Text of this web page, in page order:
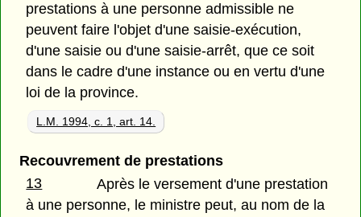
prestations à une personne admissible ne
peuvent faire l'objet d'une saisie-exécution,
d'une saisie ou d'une saisie-arrêt, que ce soit
dans le cadre d'une instance ou en vertu d'une
loi de la province.
L.M. 1994, c. 1, art. 14.
Recouvrement de prestations
13
Après le versement d'une prestation
à une personne, le ministre peut, au nom de la